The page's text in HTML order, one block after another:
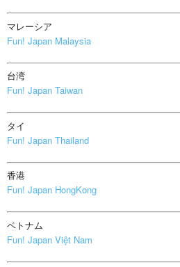
マレーシア
Fun! Japan Malaysia
台湾
Fun! Japan Taiwan
タイ
Fun! Japan Thailand
香港
Fun! Japan HongKong
ベトナム
Fun! Japan Việt Nam